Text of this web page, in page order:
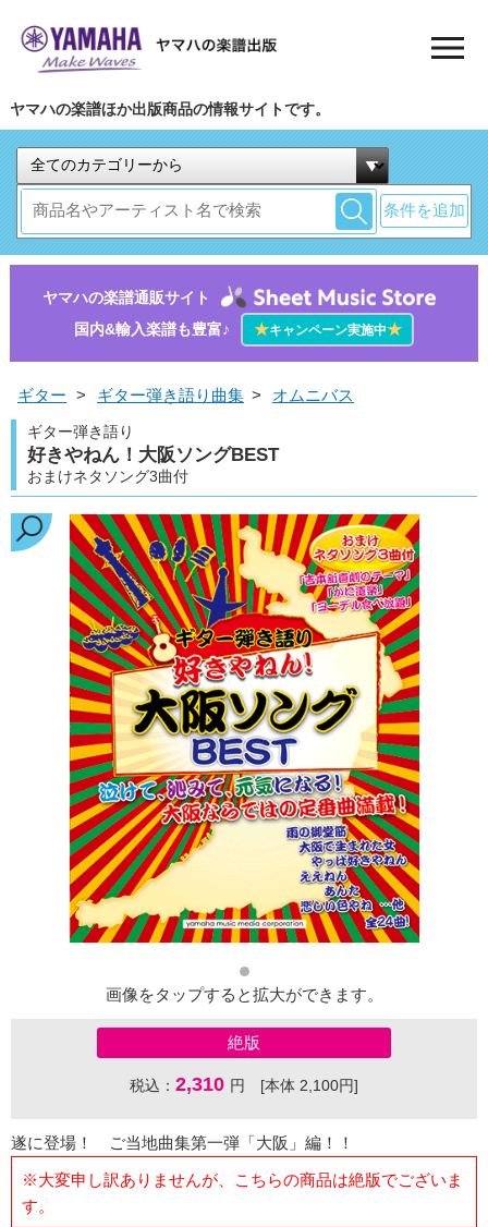
ヤマハの楽譜ほか出版商品の情報サイトです。
条件を追加
ヤマハの楽譜通販サイト
国内&輸入楽譜も豊富♪
★キャンペーン実施中★
ギター > ギター弾き語り曲集 > オムニバス
ギター弾き語り
好きやねん！大阪ソングBEST
おまけネタソング3曲付
画像をタップすると拡大ができます。
絶版
税込： 2,310 円 [本体 2,100円]
遂に登場！ ご当地曲集第一弾「大阪」編！！
※大変申し訳ありませんが、こちらの商品は絶版でございま
す。